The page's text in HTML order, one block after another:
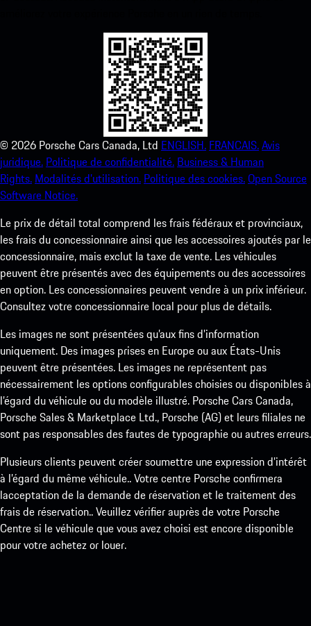
© 2026 Porsche Cars Canada, Ltd ENGLISH. FRANCAIS.Avis
juridique. Politique de confidentialité. Business & Human
Rights. Modalités d’utilisation. Politique des cookies.Open Source
Software Notice.
Le prix de détail total comprend les frais fédéraux et provinciaux,
les frais du concessionnaire ainsi que les accessoires ajoutés par le
concessionnaire, mais exclut la taxe de vente. Les véhicules
peuvent être présentés avec des équipements ou des accessoires
en option. Les concessionnaires peuvent vendre à un prix inférieur.
Consultez votre concessionnaire local pour plus de détails.
Les images ne sont présentées qu’aux fins d’information
uniquement. Des images prises en Europe ou aux États-Unis
peuvent être présentées. Les images ne représentent pas
nécessairement les options configurables choisies ou disponibles à
l’égard du véhicule ou du modèle illustré. Porsche Cars Canada,
Porsche Sales & Marketplace Ltd., Porsche (AG) et leurs filiales ne
sont pas responsables des fautes de typographie ou autres erreurs.
Plusieurs clients peuvent créer soumettre une expression d’intérêt
à l’égard du même véhicule.. Votre centre Porsche confirmera
lacceptation de la demande de réservation et le traitement des
frais de réservation.. Veuillez vérifier auprès de votre Porsche
Centre si le véhicule que vous avez choisi est encore disponible
pour votre achetez or louer.